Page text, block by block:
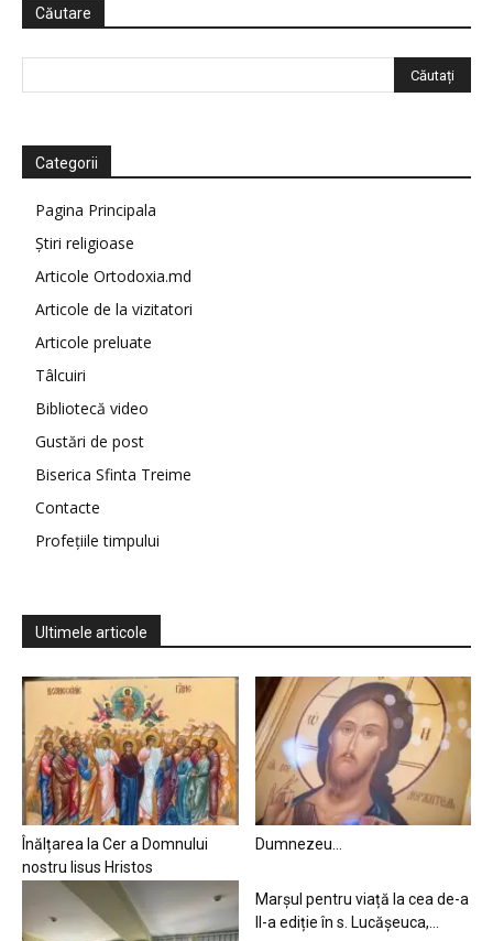
Căutare
Categorii
Pagina Principala
Știri religioase
Articole Ortodoxia.md
Articole de la vizitatori
Articole preluate
Tâlcuiri
Bibliotecă video
Gustări de post
Biserica Sfinta Treime
Contacte
Profețiile timpului
Ultimele articole
Înălțarea la Cer a Domnului
nostru Iisus Hristos
Dumnezeu…
Marșul pentru viață la cea de-a
II-a ediție în s. Lucășeuca,...